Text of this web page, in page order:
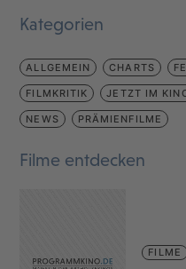
Kategorien
ALLGEMEIN CHARTS
FILMKRITIK JETZT IM
NEWS PRÄMIENFILME
Filme entdecken
FILME